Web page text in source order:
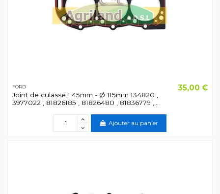
FORD
Joint de culasse 1.45mm - Ø 115mm 134820 ,
3977022 , 81826185 , 81826480 , 81836779 ,...
35,00 €
Ajouter au panier